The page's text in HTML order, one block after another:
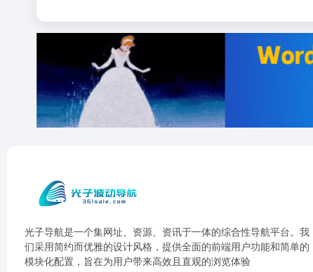
光子导航是一个集网址、资源、资讯于一体的综合性导航平台。我
们采用简约而优雅的设计风格，提供全面的前端用户功能和简单的
模块化配置，旨在为用户带来高效且直观的浏览体验